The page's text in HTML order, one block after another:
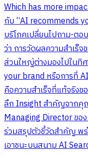
Which has more
กับ “AI recommends
บริโภคเปลี่ยนไปถาม-ต
ว่า การวัดผลความสำเร็จ
ส่วนใหญ่ต่างมองไปในทิ
your brand หรือการที่
คือความสำเร็จที่แท้จริง
ลึก Insight สำคัญจากคุ
Managing Director ขอ
ร่วมสรุปตัวชี้วัดสำคัญ พ
เอาชนะบนสนาม AI